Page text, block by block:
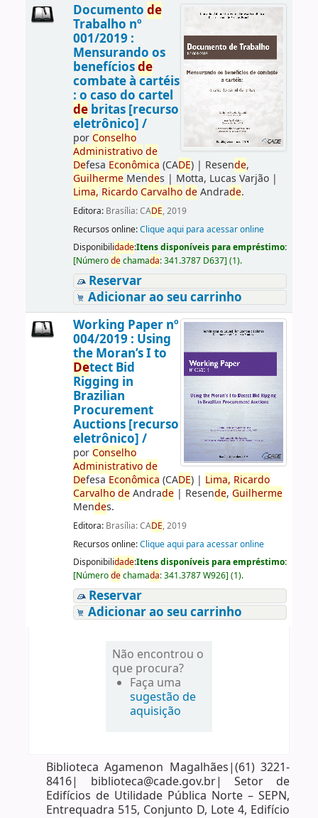
Documento de
Trabalho nº
001/2019 :
Mensurando os
benefíciosde
combate à cartéis
: o caso do cartel
debritas [recurso
eletrônico] /
porConselho
Administrativo de
Defesa Econômica (CADE)| Resende,
GuilhermeMendes | Motta, Lucas Varjão|
Lima, Ricardo Carvalho deAndrade.
Editora: Brasília: CADE, 2019
Recursos online:Clique aqui para acessar online
Disponibilidade:Itens disponíveis para empréstimo:
[Númerodechamada:341.3787 D637] (1).
Reservar
Adicionar ao seu carrinho
Working Paper nº
004/2019 : Using
the Moran’s I to
Detect Bid
Rigging in
Brazilian
Procurement
Auctions [recurso
eletrônico] /
porConselho
Administrativo de
Defesa Econômica (CADE)| Lima, Ricardo
Carvalho deAndrade| Resende, Guilherme
Mendes.
Editora: Brasília: CADE, 2019
Recursos online:Clique aqui para acessar online
Disponibilidade:Itens disponíveis para empréstimo:
[Númerodechamada:341.3787 W926] (1).
Reservar
Adicionar ao seu carrinho
Não encontrou o
que procura?
Faça uma
sugestão de
aquisição
Biblioteca Agamenon Magalhães|(61) 3221-
8416| biblioteca@cade.gov.br| Setor de
Edifícios de Utilidade Pública Norte – SEPN,
Entrequadra 515, Conjunto D, Lote 4, Edifício